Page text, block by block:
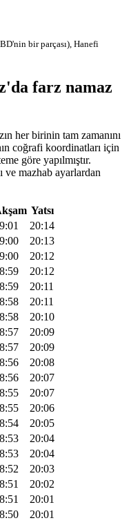
bir parçası), Hanefi
farz namaz
her birinin tam zamanını
coğrafi koordinatları için
göre yapılmıştır.
ve mazhab ayarlardan
Yatsı
20:14
20:13
20:12
20:12
20:11
20:11
20:10
20:09
20:09
20:08
20:07
20:07
20:06
20:05
20:04
20:04
20:03
20:02
20:01
20:01